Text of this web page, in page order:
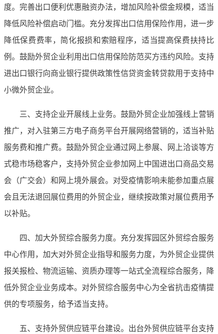
度。完善出口便利优惠融资办法，增加风险补偿金规模，适当
降低风险补偿启动门槛。充分发挥出口信用保险作用，进一步
降低保费费率，简化报损和索赔程序，适当提高保费扶持比
例。鼓励外贸企业利用出口信用保险防范买方违约风险。支持
进出口银行向商业银行提供政策性信贷资金转贷款用于支持中
小微外贸企业。
三、支持企业开展线上业务。鼓励外贸企业加强线上营销
推广，对入驻第三方电子商务平台开展网络营销的，适当补贴
服务费和推广费。鼓励外贸企业通过网上参展、网上洽谈等方
式稳市场稳客户，支持外贸企业参加网上中国进出口商品交易
会（广交会）和网上境外展会。对受疫情影响未能参加重点展
会且无法退回展位费用的外贸企业，继续按政策对展位费用予
以补贴。
四、加大外贸综合服务力度。充分发挥园区外贸综合服务
中心作用，加大对外贸企业指导和服务力度，为外贸企业提供
报关报检、物流运输、资质办理等一站式全流程综合服务，降
低外贸企业业务成本。对外贸综合服务中心为全省抗击疫情提
供的专项服务，给予适当支持。
五、支持外贸供应链平台建设。出台外贸供应链平台支持